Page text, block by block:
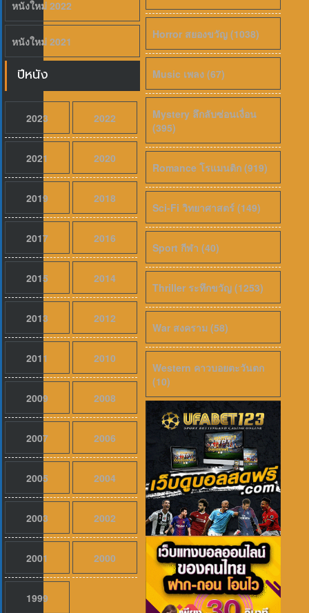
หนังใหม่ 2022
หนังใหม่ 2021
ปีหนัง
2023 2022
2021 2020
2019 2018
2017 2016
2015 2014
2013 2012
2011 2010
2009 2008
2007 2006
2005 2004
2003 2002
2001 2000
1999
เสียงไทย2026
Pati Patni Aur Woh Do (2026) สามี
Horror สยองขวัญ (1038)
Music เพลง (67)
Mystery ลึกลับซ่อนเงื่อน
(395)
Romance โรแมนติก (919)
Sci-Fi วิทยาศาสตร์ (149)
Sport กีฬา (40)
Thriller ระทึกขวัญ (1253)
War สงคราม (58)
Western คาวบอยตะวันตก
(10)